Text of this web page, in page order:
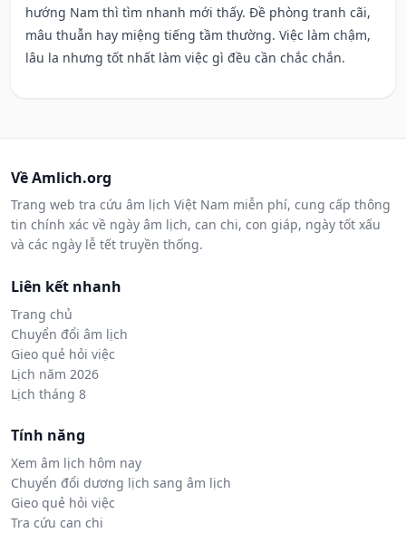
hướng Nam thì tìm nhanh mới thấy. Đề phòng tranh cãi,
mâu thuẫn hay miệng tiếng tầm thường. Việc làm chậm,
lâu la nhưng tốt nhất làm việc gì đều cần chắc chắn.
Về Amlich.org
Trang web tra cứu âm lịch Việt Nam miễn phí, cung cấp thông
tin chính xác về ngày âm lịch, can chi, con giáp, ngày tốt xấu
và các ngày lễ tết truyền thống.
Liên kết nhanh
Trang chủ
Chuyển đổi âm lịch
Gieo quẻ hỏi việc
Lịch năm 2026
Lịch tháng 8
Tính năng
Xem âm lịch hôm nay
Chuyển đổi dương lịch sang âm lịch
Gieo quẻ hỏi việc
Tra cứu can chi